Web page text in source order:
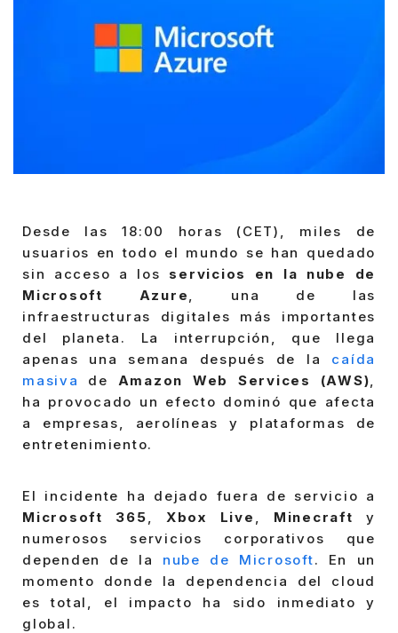
Desde las 18:00 horas (CET), miles de
usuarios en todo el mundo se han quedado
sin acceso a los servicios en la nube de
Microsoft Azure, una de las
infraestructuras digitales más importantes
del planeta. La interrupción, que llega
apenas una semana después de la
caída
masiva
de Amazon Web Services (AWS),
ha provocado un efecto dominó que afecta
a empresas, aerolíneas y plataformas de
entretenimiento.
El incidente ha dejado fuera de servicio a
Microsoft 365, Xbox Live , Minecraft y
numerosos servicios corporativos que
dependen de la nube de Microsoft. En un
momento donde la dependencia del cloud
es total, el impacto ha sido inmediato y
global.